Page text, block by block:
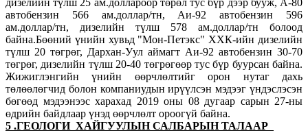
дизелийн түлш 25 ам.доллароор төрөл тус бүр дээр бууж, А-80
автобензин 566 ам.доллар/тн, Аи-92 автобензин 596
ам.доллар/тн, дизелийн түлш 578 ам.доллар/тн болоод
байна.Бөөний үнийн хувьд "Мон-Петэкс" ХХК-ийн дизелийн
түлш 20 төгрөг, Дархан-Уул аймагт Аи-92 автобензин 30-70
төгрөг, дизелийн түлш 20-40 төгрөгөөр тус бүр буурсан байна.
Жижиглэнгийн үнийн өөрчлөлтийг орон нутаг дахь
төлөөлөгчид болон компаниудын ирүүлсэн мэдээг үндэслэсэн
бөгөөд мэдээнээс харахад 2019 оны 08 дугаар сарын 27-ны
өдрийн байдлаар үнэд өөрчлөлт ороогүй байна.
5 .ГЕОЛОГИ ХАЙГУУЛЫН САЛБАРЫН ТАЛААР